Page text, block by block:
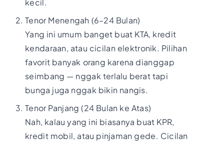
Tenor Menengah (6–24 Bulan)
Yang ini umum banget buat KTA, kredit
kendaraan, atau cicilan elektronik. Pilihan
favorit banyak orang karena dianggap
seimbang — nggak terlalu berat tapi
bunga juga nggak bikin nangis.
Tenor Panjang (24 Bulan ke Atas)
Nah, kalau yang ini biasanya buat KPR,
kredit mobil, atau pinjaman gede. Cicilan